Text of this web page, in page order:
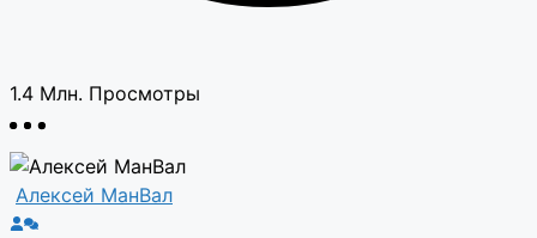
1.4 Млн. Просмотры
Алексей МанВал